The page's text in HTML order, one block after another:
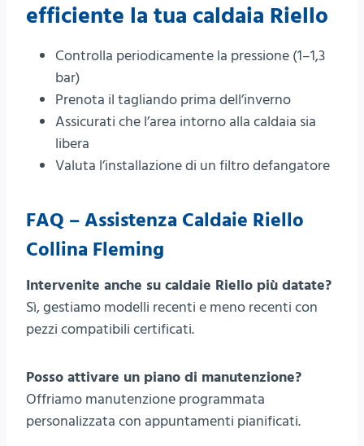
efficiente la tua caldaia Riello
Controlla periodicamente la pressione (1–1,3
bar)
Prenota il tagliando prima dell’inverno
Assicurati che l’area intorno alla caldaia sia
libera
Valuta l’installazione di un filtro defangatore
FAQ – Assistenza Caldaie Riello
Collina Fleming
Intervenite anche su caldaie Riello più datate?
Sì, gestiamo modelli recenti e meno recenti con
pezzi compatibili certificati.
Posso attivare un piano di manutenzione?
Offriamo manutenzione programmata
personalizzata con appuntamenti pianificati.